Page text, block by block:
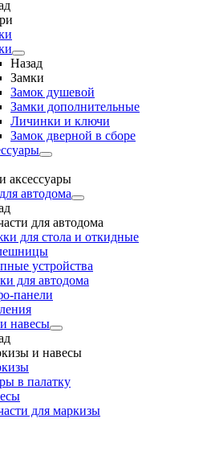
Назад
Замки
Замок душевой
Замки дополнительные
Личинки и ключи
Замок дверной в сборе
аксессуары
автодома
для автодома
для стола и откидные
устройства
для автодома
панели
навесы
и навесы
в палатку
для маркизы